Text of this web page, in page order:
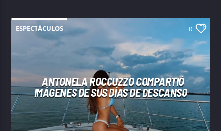
ESPECTÁCULOS 0
ANTONELA ROCCUZZO COMPARTIÓ
IMÁGENES DE SUS DÍAS DE DESCANSO